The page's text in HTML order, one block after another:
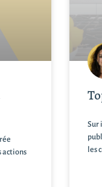
actions
Sur
les